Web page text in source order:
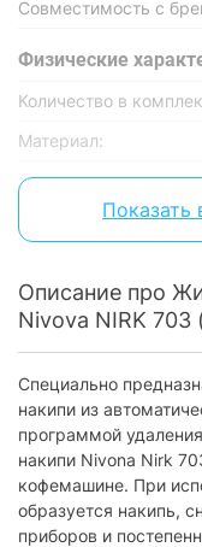
Совместимость с
Физические
Количество в
Материал:
Характеристики и
производителем без
Показать
Описание про
Nivova NIRK 703
Специально
накипи из
программой
накипи Nivona Nirk
кофемашине. При
образуется накипь,
приборов и